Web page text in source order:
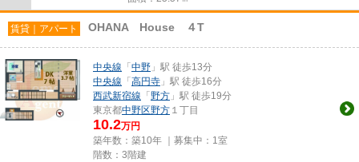
賃貸｜アパート OHANA House ４T
中央線 「 中野 」駅 徒歩13分
中央線 「 高円寺 」駅 徒歩16分
西武新宿線 「 野方 」駅 徒歩19分
東京都中野区野方 １丁目
10.2万円
築年数：築10年 ｜募集中： 1室
階数：3階建